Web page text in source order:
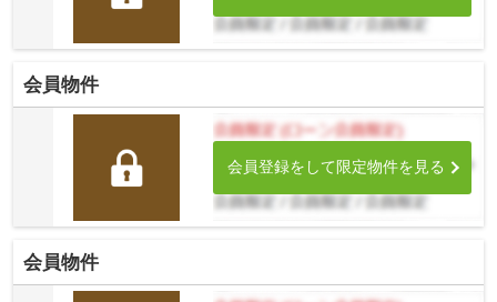
会員物件
会員登録をして限定物件を見る
会員物件